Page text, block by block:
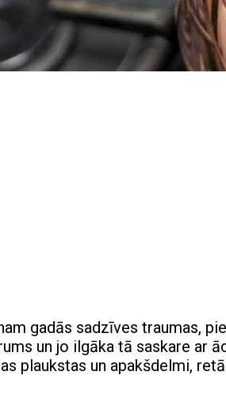
gadās sadzīves traumas,
un jo ilgāka tā saskare ar
plaukstas un apakšdelmi,